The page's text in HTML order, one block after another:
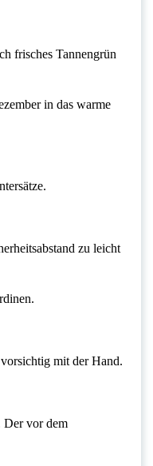
frisches Tannengrün
in das warme
zu leicht
mit der Hand.
Der vor dem